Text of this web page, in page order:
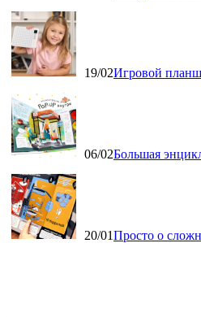
19/02Игровой
06/02Большая
20/01Просто о